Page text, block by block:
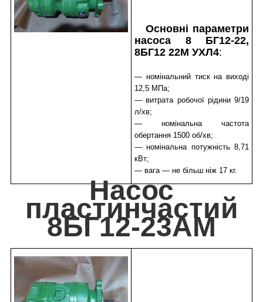
Основні параметри
насоса 8 БГ12-22,
8БГ12 22М УХЛ4:
— номінальний тиск на виході
12,5 МПа;
— витрата робочої рідини 9/19
л/хв;
— номінальна частота
обертання 1500 об/хв;
— номінальна потужність 8,71
кВт;
— вага — не більш ніж 17 кг.
Насос
пластинчастий
8БГ12-23АМ